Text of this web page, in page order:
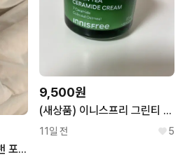
아이딧 정세민 데뷔스플랜 포토카드
9,500원
(새상품) 이니스프리 그린티 세라마이드 크림 50ml
11일 전 5